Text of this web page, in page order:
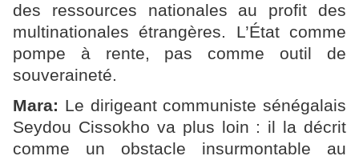
des ressources nationales au profit des
multinationales étrangères. L’État comme
pompe à rente, pas comme outil de
souveraineté.
Mara: Le dirigeant communiste sénégalais
Seydou Cissokho va plus loin : il la décrit
comme un obstacle insurmontable au